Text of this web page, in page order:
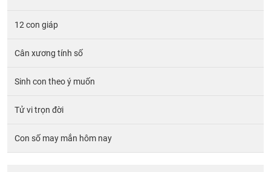
12 con giáp
Cân xương tính số
Sinh con theo ý muốn
Tử vi trọn đời
Con số may mắn hôm nay